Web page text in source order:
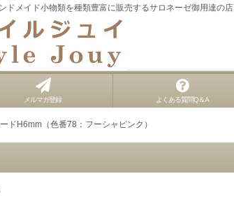
ドメイド小物類を種類豊富に販売するサロネーゼ御用達の店
メルマガ登録 よくある質問Q＆A
ドH6mm（色番78：フーシャピンク）